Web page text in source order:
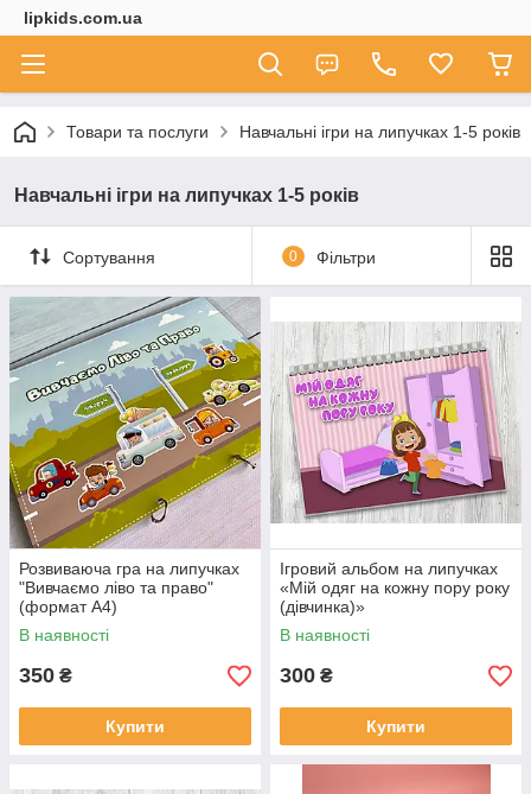
lipkids.com.ua
Товари та послуги Навчальні ігри на липучках 1-5 років
Навчальні ігри на липучках 1-5 років
Сортування 0 Фільтри
Розвиваюча гра на липучках
"Вивчаємо ліво та право"
(формат А4)
В наявності
350 ₴
Купити
Ігровий альбом на липучках
«Мій одяг на кожну пору року
(дівчинка)»
В наявності
300 ₴
Купити